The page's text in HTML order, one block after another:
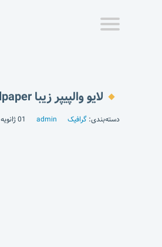
لایو والپیپر زیبا Autumn Live Wallpaper
دسته‌بندی: گرافیک admin 01 ژانویه 2023